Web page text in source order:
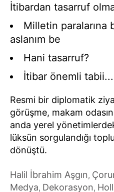
İtibardan tasarruf
Milletin paralarına
aslanım be
Hani tasarruf?
İtibar önemli tabii...
Resmi bir diplomatik
görüşme, makam
anda yerel
lüksün sorgulandığı
dönüştü.
Halil İbrahim Aşgın,
Medya, Dekorasyon,